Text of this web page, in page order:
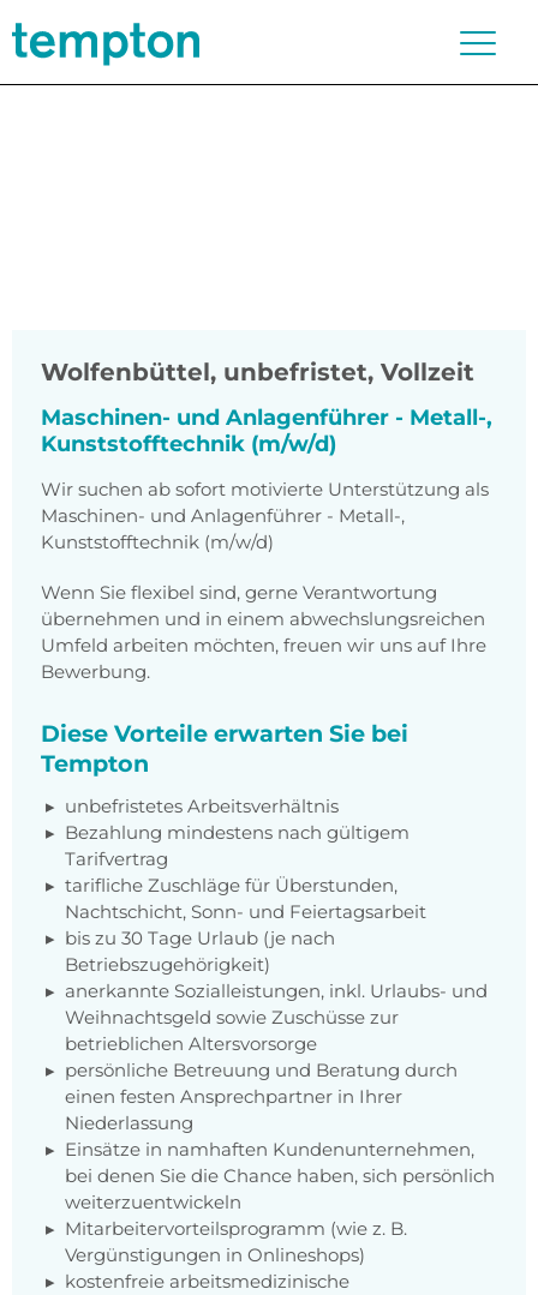
Wolfenbüttel, unbefristet, Vollzeit
Maschinen- und Anlagenführer - Metall-,
Kunststofftechnik (m/w/d)
Wir suchen ab sofort motivierte Unterstützung als
Maschinen- und Anlagenführer - Metall-,
Kunststofftechnik (m/w/d)
Wenn Sie flexibel sind, gerne Verantwortung
übernehmen und in einem abwechslungsreichen
Umfeld arbeiten möchten, freuen wir uns auf Ihre
Bewerbung.
Diese Vorteile erwarten Sie bei
Tempton
unbefristetes Arbeitsverhältnis
Bezahlung mindestens nach gültigem
Tarifvertrag
tarifliche Zuschläge für Überstunden,
Nachtschicht, Sonn- und Feiertagsarbeit
bis zu 30 Tage Urlaub (je nach
Betriebszugehörigkeit)
anerkannte Sozialleistungen, inkl. Urlaubs- und
Weihnachtsgeld sowie Zuschüsse zur
betrieblichen Altersvorsorge
persönliche Betreuung und Beratung durch
einen festen Ansprechpartner in Ihrer
Niederlassung
Einsätze in namhaften Kundenunternehmen,
bei denen Sie die Chance haben, sich persönlich
weiterzuentwickeln
Mitarbeitervorteilsprogramm (wie z. B.
Vergünstigungen in Onlineshops)
kostenfreie arbeitsmedizinische